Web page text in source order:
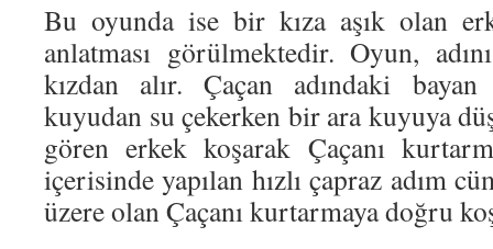
Bu oyunda ise bir kıza aşık olan
anlatması görülmektedir. Oyun,
kızdan alır. Çaçan adındaki
kuyudan su çekerken bir ara kuyuya
gören erkek koşarak Çaçanı
içerisinde yapılan hızlı çapraz adım
üzere olan Çaçanı kurtarmaya doğru